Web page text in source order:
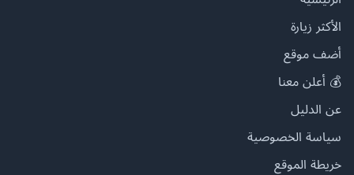
الأكثر زيارة
أضف موقع
💰 أعلن معنا
عن الدليل
سياسة الخصوصية
خريطة الموقع